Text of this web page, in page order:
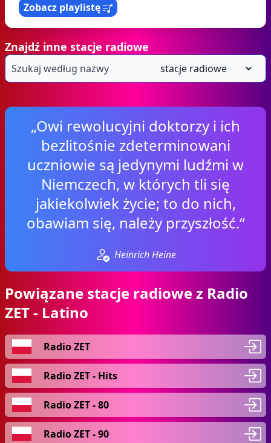
Zobacz playlistę
Znajdź inne stacje radiowe
„Owi rewolucyjni doktorzy i ich
bezlitośnie zdeterminowani
uczniowie są jedynymi ludźmi w
Niemczech, w których tli się
jakiekolwiek życie; to do nich,
obawiam się, należy przyszłość.“
Heinrich Heine
Powiązane stacje radiowe z Radio
ZET - Latino
Radio ZET
Radio ZET - Hits
Radio ZET - 80
Radio ZET - 90